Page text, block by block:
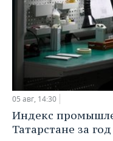
05 авг, 14:30
Индекс
Татарстане за